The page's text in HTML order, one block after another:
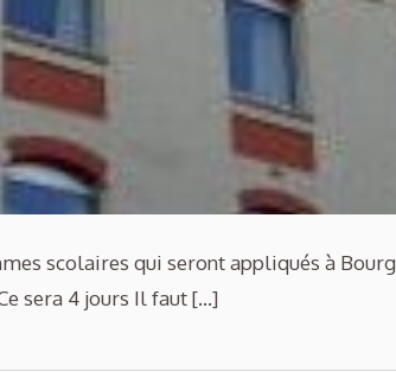
scolaires qui seront appliqués à
sera 4 jours Il faut […]